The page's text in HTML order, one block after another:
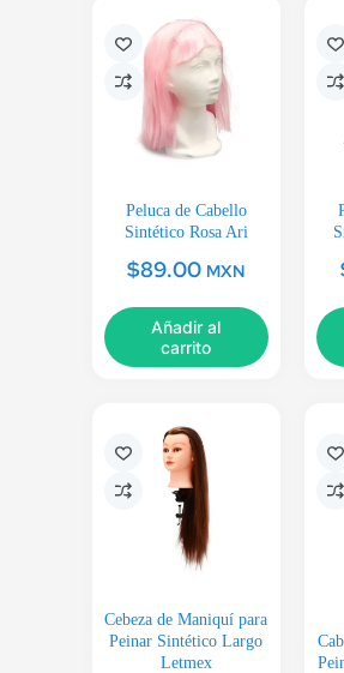
Peluca de Cabello
Sintético Rosa Ari
$89.00 MXN
Añadir al
carrito
Cebeza de Maniquí para
Peinar Sintético Largo
Letmex